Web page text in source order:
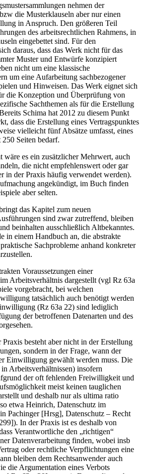
nehmen der
die Musterklauseln aber nur einen
in Anspruch. Den größeren Teil
des arbeitsrechtlichen Rahmens, in
eingebettet sind. Für den
daraus, dass das Werk nicht für das
Muster und Entwürfe konzipiert
nicht um eine klassische
um eine Aufarbeitung sachbezogener
und Hinweisen. Das Werk eignet sich
die Konzeption und Überprüfung von
Sachthemen als für die Erstellung
Schima hat 2012 zu diesem Punkt
dass die Erstellung eines Vertragspunktes
vielleicht fünf Absätze umfasst, eines
Seiten bedarf.
wäre es ein zusätzlicher Mehrwert, auch
die nicht empfehlenswert oder gar
in der Praxis häufig verwendet werden).
angekündigt, im Buch finden
aber selten.
das Kapitel zum neuen
sind zwar zutreffend, bleiben
beinhalten ausschließlich Altbekanntes.
in einem Handbuch an, die abstrakte
Sachprobleme anhand konkreter
Voraussetzungen einer
Arbeitsverhältnis dargestellt (vgl Rz 63a
vorgebracht, bei welchen
tatsächlich auch benötigt werden
(Rz 63a 22) sind lediglich
der betroffenen Datenarten und des
besteht aber nicht in der Erstellung
sondern in der Frage, wann der
Einwilligung gewählt werden muss. Die
Arbeitsverhältnissen) insofern
der oft fehlenden Freiwilligkeit und
meist keinen tauglichen
und deshalb nur als ultima ratio
etwa Heinrich, Datenschutz im
Pachinger[Hrsg], Datenschutz – Recht
In der Praxis ist es deshalb von
Verantwortliche den „richtigen“
Datenverarbeitung finden, wobei insb
oder rechtliche Verpflichtungen eine
bleiben dem Rechtsanwender auch
die Argumentation eines Verbots